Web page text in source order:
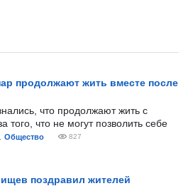
продолжают жить вместе после
что продолжают жить с
что не могут позволить себе
Общество 827
поздравил жителей